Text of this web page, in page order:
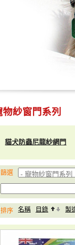
物紗窗門系列
貓犬防蟲尼龍紗網門
篩選
排序 名稱 目錄 製